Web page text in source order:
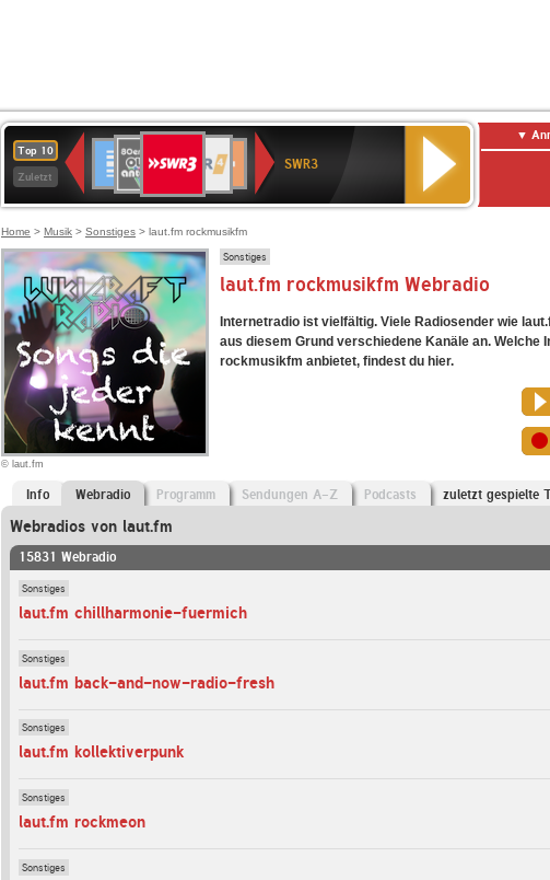
Top 10
Zuletzt
Deutschlandfunk
80er
90er
OLDIE
ANTENNE
4
Deutschlandfunk
Kultur
NDR
2
SWR1
Baden-
Württemberg
SWR3
Home > Musik > Sonstiges > laut.fm rockmusikfm
© laut.fm
Sonstiges
laut.fm rockmusikfm Webradio
Internetradio ist vielfältig. Viele Radiosender wie
aus diesem Grund verschiedene Kanäle an. Welche
rockmusikfm anbietet, findest du hier.
Info Webradio Programm Sendungen A-Z Podcasts zuletzt gespielte
Webradios von laut.fm
15831 Webradio
Sonstiges
laut.fm chillharmonie-fuermich
Sonstiges
laut.fm back-and-now-radio-fresh
Sonstiges
laut.fm kollektiverpunk
Sonstiges
laut.fm rockmeon
Sonstiges